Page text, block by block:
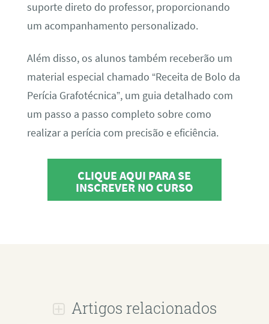
suporte direto do professor, proporcionando
um acompanhamento personalizado.
Além disso, os alunos também receberão um
material especial chamado “Receita de Bolo da
Perícia Grafotécnica”, um guia detalhado com
um passo a passo completo sobre como
realizar a perícia com precisão e eficiência.
CLIQUE AQUI PARA SE
INSCREVER NO CURSO
Artigos relacionados